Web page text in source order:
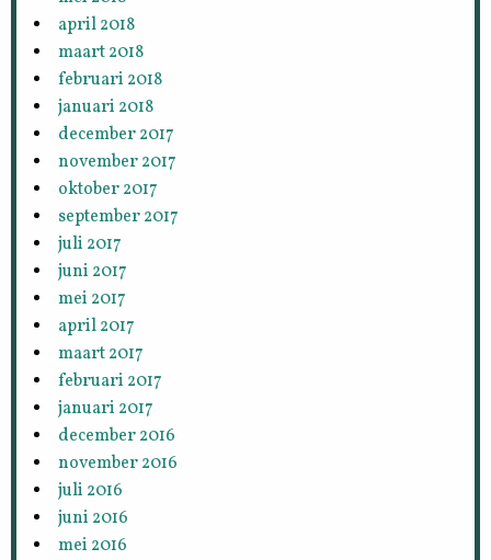
april 2018
maart 2018
februari 2018
januari 2018
december 2017
november 2017
oktober 2017
september 2017
juli 2017
juni 2017
mei 2017
april 2017
maart 2017
februari 2017
januari 2017
december 2016
november 2016
juli 2016
juni 2016
mei 2016